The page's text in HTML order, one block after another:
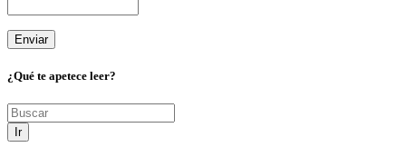
¿Qué te apetece leer?
Ir